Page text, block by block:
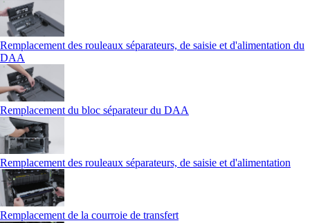
Remplacement des rouleaux séparateurs, de saisie et d'alimentation du
DAA
Remplacement du bloc séparateur du DAA
Remplacement des rouleaux séparateurs, de saisie et d'alimentation
Remplacement de la courroie de transfert